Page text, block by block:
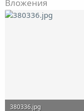
Вложения
380336.jpg